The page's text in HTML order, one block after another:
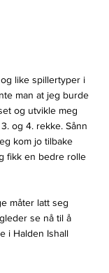
like spillertyper i
man at jeg burde
og utvikle meg
og 4. rekke. Sånn
kom jo tilbake
fikk en bedre rolle
måter latt seg
se nå til å
i Halden Ishall